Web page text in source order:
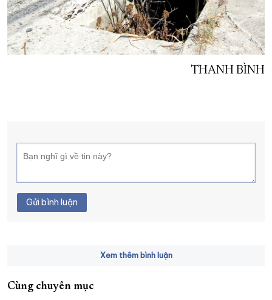
THANH BÌNH
Gửi bình luận
Xem thêm bình luận
Cùng chuyên mục